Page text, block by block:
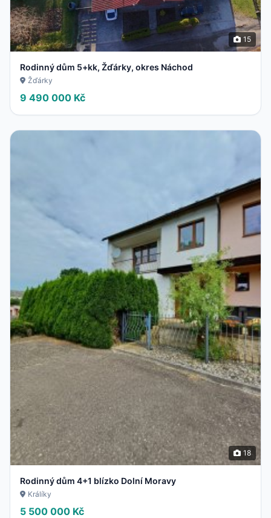
15
Rodinný dům 5+kk, Žďárky, okres Náchod
Žďárky
9 490 000 Kč
18
Rodinný dům 4+1 blízko Dolní Moravy
Králíky
5 500 000 Kč